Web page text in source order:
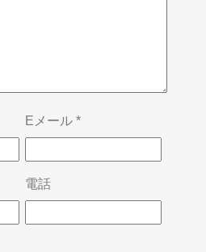
Eメール *
電話